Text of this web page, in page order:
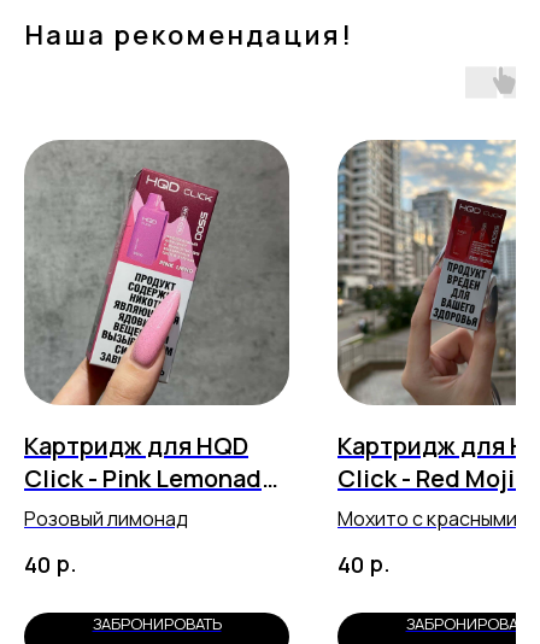
Наша рекомендация!
Картридж для HQD
Click - Pink Lemonade
(5500 затяжек)
Розовый лимонад
40 р.
ЗАБРОНИРОВАТЬ
Картридж для
Click - Red Mojito
(5500 затяжек)
Мохито с красными
40 р.
ЗАБРОНИРОВАТЬ